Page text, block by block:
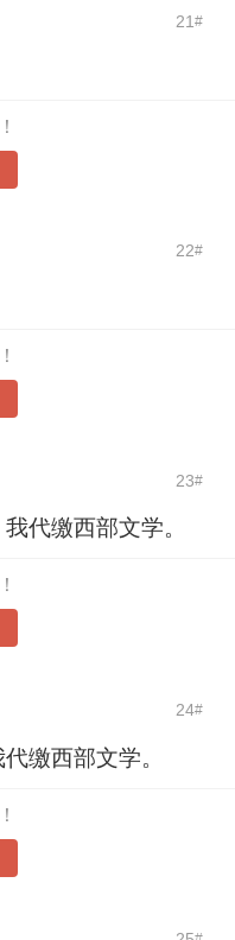
21#
22#
23#
代缴西部文学。
24#
缴西部文学。